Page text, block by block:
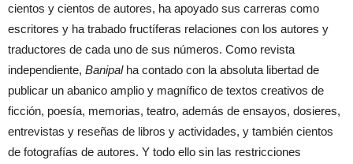
cientos y cientos de autores, ha apoyado sus carreras como
escritores y ha trabado fructíferas relaciones con los autores y
traductores de cada uno de sus números. Como revista
independiente, Banipalha contado con la absoluta libertad de
publicar un abanico amplio y magnífico de textos creativos de
ficción, poesía, memorias, teatro, además de ensayos, dosieres,
entrevistas y reseñas de libros y actividades, y también cientos
de fotografías de autores. Y todo ello sin las restricciones